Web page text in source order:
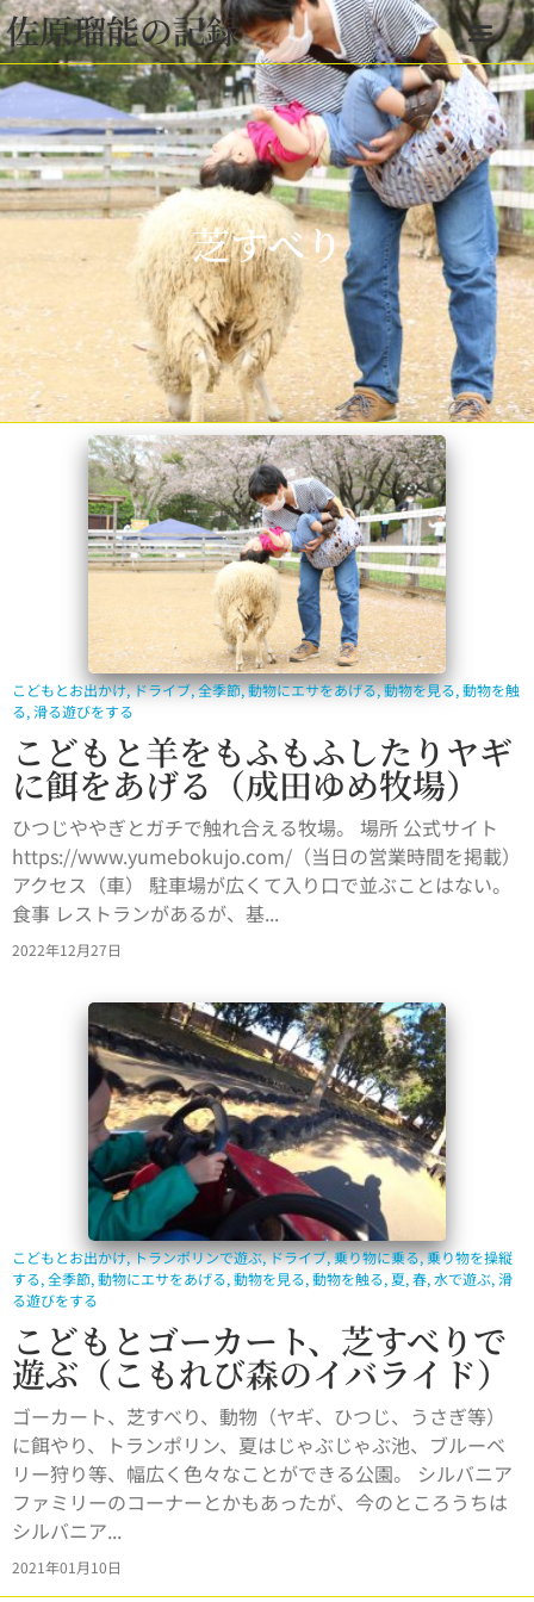
佐原瑠能の記録
芝すべり
こどもとお出かけ,ドライブ,全季節,動物にエサをあげる,動物を見る,動物を触
る,滑る遊びをする
こどもと羊をもふもふしたりヤギ
に餌をあげる（成田ゆめ牧場）
ひつじややぎとガチで触れ合える牧場。 場所 公式サイト
https://www.yumebokujo.com/（当日の営業時間を掲載）
アクセス（車） 駐車場が広くて入り口で並ぶことはない。
食事 レストランがあるが、基...
2022年12月27日
こどもとお出かけ,トランポリンで遊ぶ,ドライブ,乗り物に乗る,乗り物を操縦
する,全季節,動物にエサをあげる,動物を見る,動物を触る,夏,春,水で遊ぶ,滑
る遊びをする
こどもとゴーカート、芝すべりで
遊ぶ（こもれび森のイバライド）
ゴーカート、芝すべり、動物（ヤギ、ひつじ、うさぎ等）
に餌やり、トランポリン、夏はじゃぶじゃぶ池、ブルーベ
リー狩り等、幅広く色々なことができる公園。 シルバニア
ファミリーのコーナーとかもあったが、今のところうちは
シルバニア...
2021年01月10日